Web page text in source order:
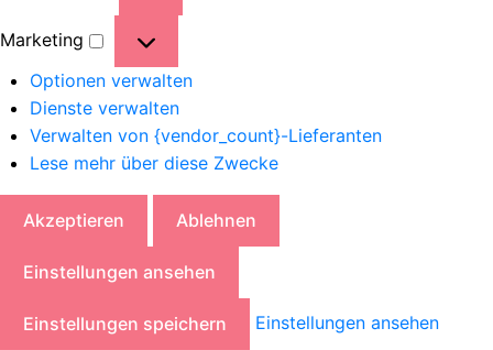
Marketing
Optionen verwalten
Dienste verwalten
Verwalten von {vendor_count}-Lieferanten
Lese mehr über diese Zwecke
Akzeptieren Ablehnen
Einstellungen ansehen
Einstellungen speichern
Einstellungen ansehen